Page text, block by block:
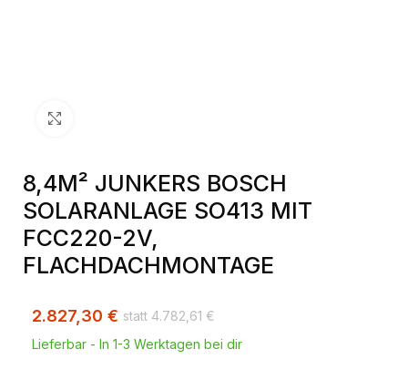
8,4M² JUNKERS BOSCH
SOLARANLAGE SO413 MIT
FCC220-2V,
FLACHDACHMONTAGE
4.782,61 €
2.827,30 €
Lieferbar - In 1-3 Werktagen bei dir